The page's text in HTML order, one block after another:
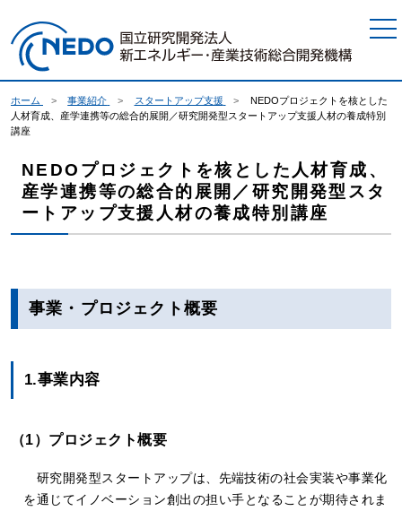
ホーム 事業紹介 スタートアップ支援
NEDOプロジェクトを核とした
人材育成、産学連携等の総合的展開／研究開発型スタートアップ支援人材の養成特別
講座
NEDOプロジェクトを核とした人材育成、
産学連携等の総合的展開／研究開発型スタ
ートアップ支援人材の養成特別講座
事業・プロジェクト概要
1.事業内容
（1）プロジェクト概要
研究開発型スタートアップは、先端技術の社会実装や事業化
を通じてイノベーション創出の担い手となることが期待されま